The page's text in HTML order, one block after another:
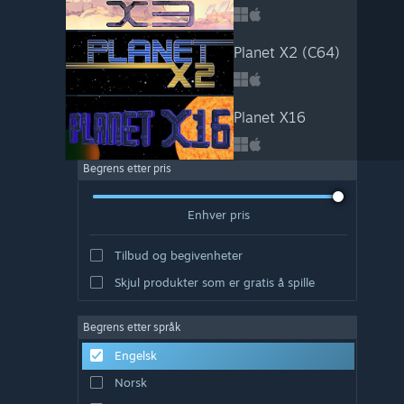
Planet X2 (C64)
Planet X16
Begrens etter pris
Enhver pris
Tilbud og begivenheter
Skjul produkter som er gratis å spille
Begrens etter språk
Engelsk
Norsk